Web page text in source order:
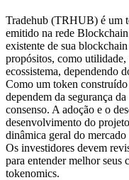
Copiar Trading
Junte-se aos
Tradehub (TRHUB) é um
emitido na rede
existente de sua
propósitos, como
ecossistema, dependendo
Como um token
dependem da segurança
consenso. A adoção e o
desenvolvimento do
dinâmica geral do
Os investidores devem
para entender melhor seus
tokenomics.